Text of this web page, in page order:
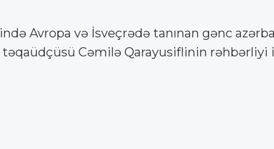
Avropa və İsveçrədə tanınan gənc
Cəmilə Qarayusiflinin rəhbərliyi